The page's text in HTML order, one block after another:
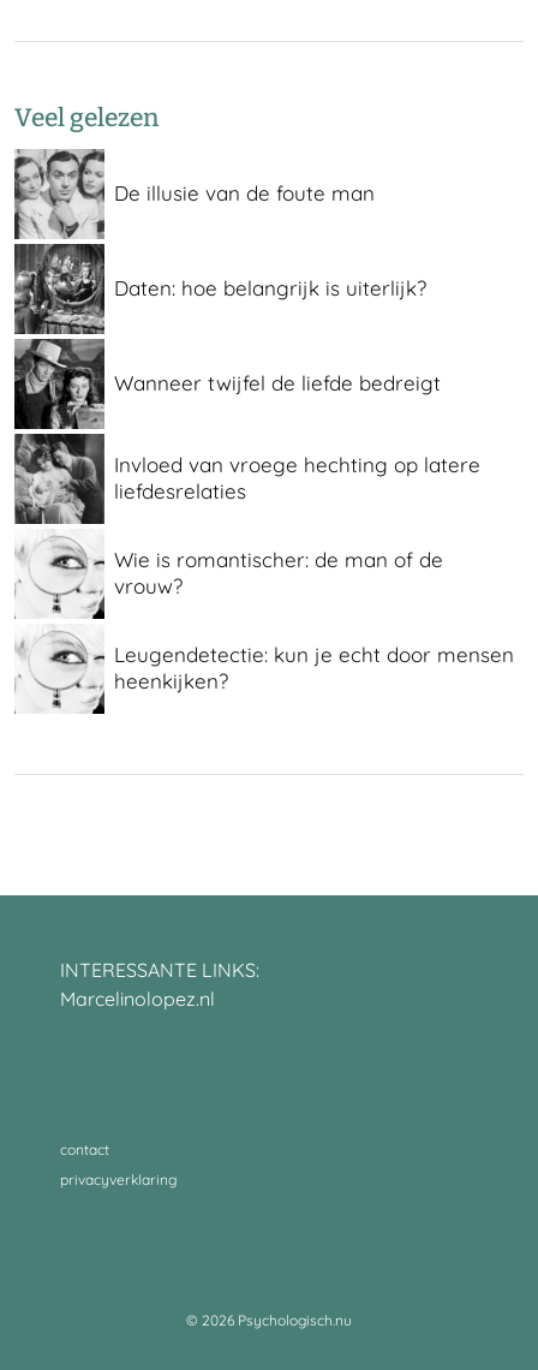
Veel gelezen
De illusie van de foute man
Daten: hoe belangrijk is uiterlijk?
Wanneer twijfel de liefde bedreigt
Invloed van vroege hechting op latere
liefdesrelaties
Wie is romantischer: de man of de
vrouw?
Leugendetectie: kun je echt door mensen
heenkijken?
INTERESSANTE LINKS:
Marcelinolopez.nl
contact
privacyverklaring
© 2026 Psychologisch.nu